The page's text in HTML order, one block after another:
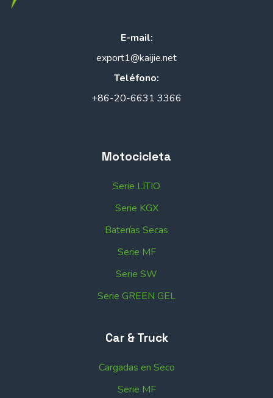
E-mail:
export1@kaijie.net
Teléfono:
+86-20-6631 3366
Motocicleta
Serie LITIO
Serie KGX
Baterías Secas
Serie MF
Serie SW
Serie GREEN GEL
Car & Truck
Cargadas en Seco
Serie MF